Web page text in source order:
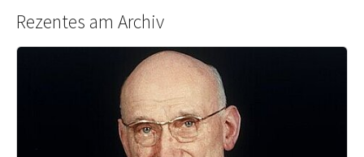
Rezentes am Archiv